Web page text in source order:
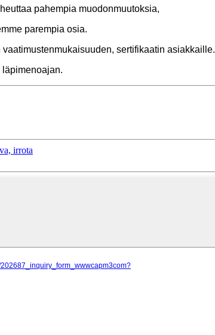
pahempia muodonmuutoksia,
parempia osia.
sertifikaatin asiakkaille.
irrota